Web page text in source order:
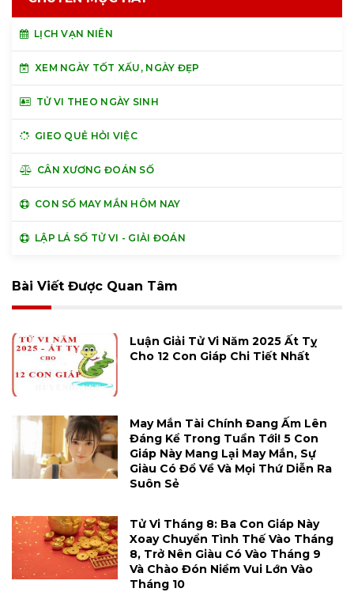
LỊCH VẠN NIÊN
XEM NGÀY TỐT XẤU, NGÀY ĐẸP
TỬ VI THEO NGÀY SINH
GIEO QUẺ HỎI VIỆC
CÂN XƯƠNG ĐOÁN SỐ
CON SỐ MAY MẮN HÔM NAY
LẬP LÁ SỐ TỬ VI - GIẢI ĐOÁN
Bài Viết Được Quan Tâm
Luận Giải Tử Vi Năm 2025 Ất Tỵ
Cho 12 Con Giáp Chi Tiết Nhất
May Mắn Tài Chính Đang Ấm Lên
Đáng Kể Trong Tuần Tới! 5 Con
Giáp Này Mang Lại May Mắn, Sự
Giàu Có Đổ Về Và Mọi Thứ Diễn Ra
Suôn Sẻ
Tử Vi Tháng 8: Ba Con Giáp Này
Xoay Chuyển Tình Thế Vào Tháng
8, Trở Nên Giàu Có Vào Tháng 9
Và Chào Đón Niềm Vui Lớn Vào
Tháng 10